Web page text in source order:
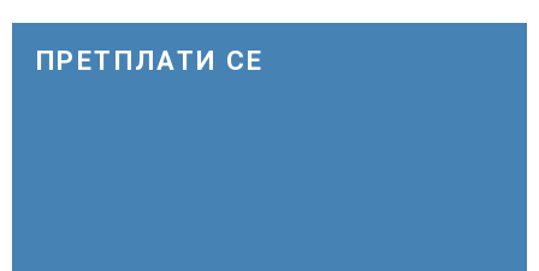
ПРЕТПЛАТИ СЕ